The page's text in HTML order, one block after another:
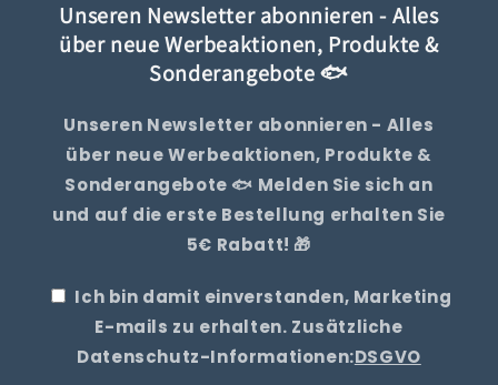
Unseren Newsletter abonnieren - Alles
über neue Werbeaktionen, Produkte &
Sonderangebote 🐟
Unseren Newsletter abonnieren - Alles
über neue Werbeaktionen, Produkte &
Sonderangebote 🐟 Melden Sie sich an
und auf die erste Bestellung erhalten Sie
5€ Rabatt! 🎁
Ich bin damit einverstanden, Marketing
E-mails zu erhalten. Zusätzliche
Datenschutz-Informationen:DSGVO